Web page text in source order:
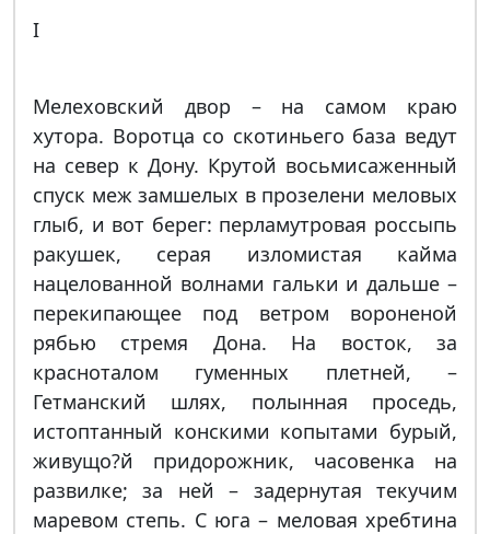
I
Мелеховский двор – на самом краю
хутора. Воротца со скотиньего база ведут
на север к Дону. Крутой восьмисаженный
спуск меж замшелых в прозелени меловых
глыб, и вот берег: перламутровая россыпь
ракушек, серая изломистая кайма
нацелованной волнами гальки и дальше –
перекипающее под ветром вороненой
рябью стремя Дона. На восток, за
красноталом гуменных плетней, –
Гетманский шлях, полынная проседь,
истоптанный конскими копытами бурый,
живущо?й придорожник, часовенка на
развилке; за ней – задернутая текучим
маревом степь. С юга – меловая хребтина